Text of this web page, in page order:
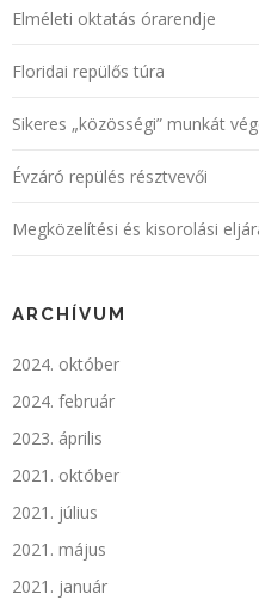
Elméleti oktatás órarendje
Floridai repülős túra
Sikeres „közösségi” munkát
Évzáró repülés résztvevői
Megközelítési és kisorolási
ARCHÍVUM
2024. október
2024. február
2023. április
2021. október
2021. július
2021. május
2021. január